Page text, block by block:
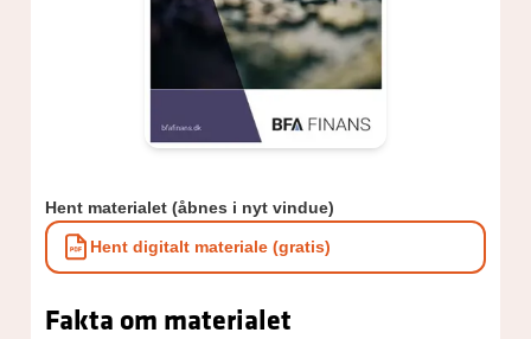
Hent materialet (åbnes i nyt vindue)
Hent digitalt materiale (gratis)
Fakta om materialet